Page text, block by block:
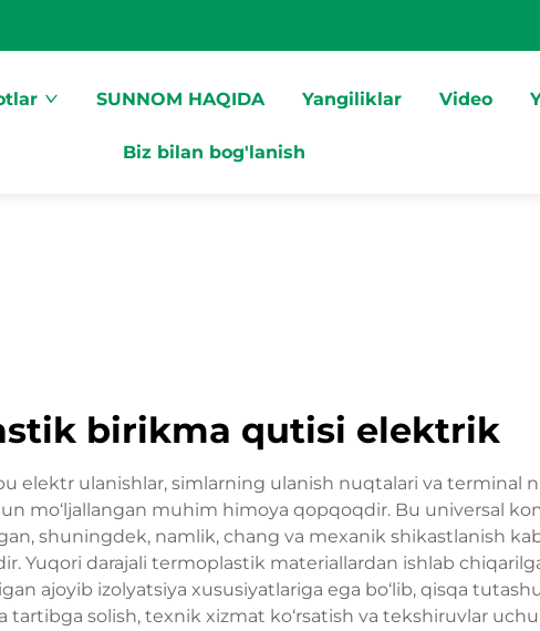
SUNNOM HAQIDA Yangiliklar Video
Biz bilan bog'lanish
birikma qutisi elektrik
elektr ulanishlar, simlarning ulanish nuqtalari va terminal
mo‘ljallangan muhim himoya qopqoqdir. Bu universal
shuningdek, namlik, chang va mexanik shikastlanish
Yuqori darajali termoplastik materiallardan ishlab
ajoyib izolyatsiya xususiyatlariga ega bo‘lib, qisqa
solish, texnik xizmat ko‘rsatish va tekshiruvlar